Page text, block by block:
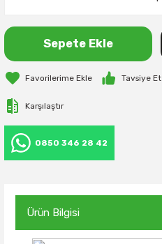
Sepete Ekle
Tavsiye Et
Karşılaştır
0850 346 28 42
Ürün Bilgisi